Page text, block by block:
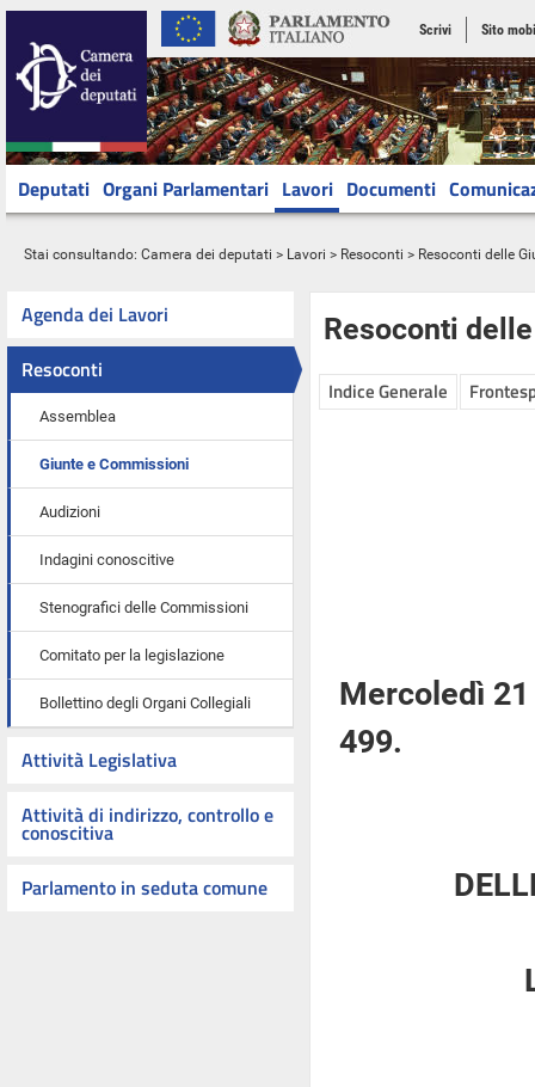
Scrivi Sito
Deputati Organi Parlamentari Lavori Documenti
Stai consultando: Camera dei deputati > Lavori > Resoconti > Resoconti delle
Agenda dei Lavori
Resoconti
Assemblea
Giunte e Commissioni
Audizioni
Indagini conoscitive
Stenografici delle Commissioni
Comitato per la legislazione
Bollettino degli Organi Collegiali
Attività Legislativa
Attività di indirizzo, controllo e
conoscitiva
Parlamento in seduta comune
Resoconti
Indice Generale
Mercoledì
499.